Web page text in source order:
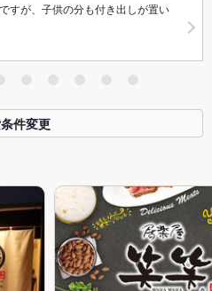
すが、子供の分も付き出しが置い
件変更